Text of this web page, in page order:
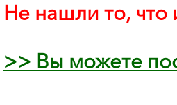
Не нашли то, что
>> Вы можете